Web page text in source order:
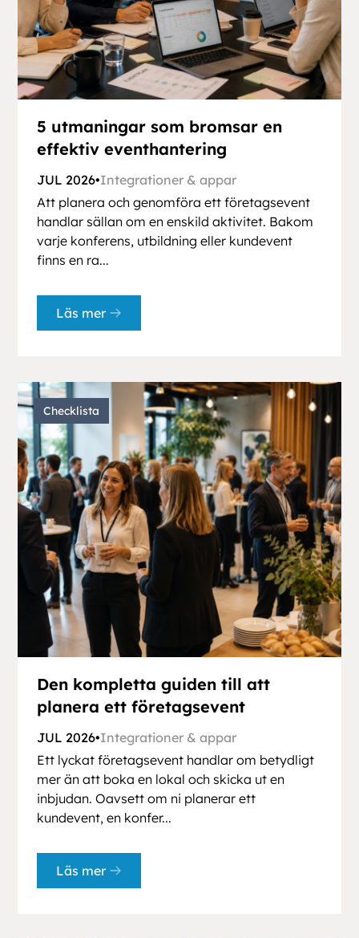
5 utmaningar som bromsar en
effektiv eventhantering
JUL 2026•Integrationer & appar
Att planera och genomföra ett företagsevent
handlar sällan om en enskild aktivitet. Bakom
varje konferens, utbildning eller kundevent
finns en ra...
Läs mer
Checklista
Den kompletta guiden till att
planera ett företagsevent
JUL 2026•Integrationer & appar
Ett lyckat företagsevent handlar om betydligt
mer än att boka en lokal och skicka ut en
inbjudan. Oavsett om ni planerar ett
kundevent, en konfer...
Läs mer